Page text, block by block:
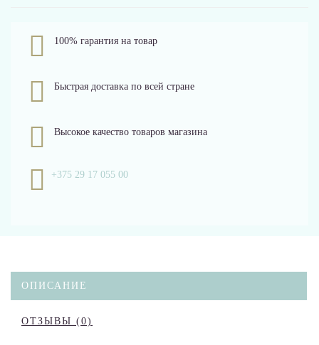
100% гарантия на товар
Быстрая доставка по всей стране
Высокое качество товаров магазина
+375 29 17 055 00
ОПИСАНИЕ
ОТЗЫВЫ (0)